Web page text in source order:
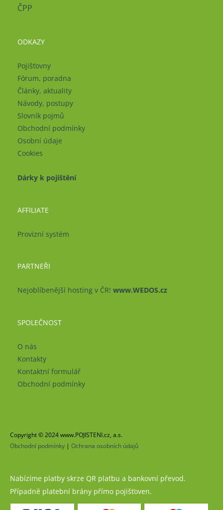
ČPP
ODKAZY
Pojišťovny
Fórum, poradna
Články, aktuality
Návody, postupy
Slovník pojmů
Obchodní podmínky
Osobní údaje
Cookies
Dárky k pojištění
AFFILIATE
Provizní systém
PARTNEŘI
Nejoblíbenější hosting v ČR! www.WEDOS.cz
SPOLEČNOST
O nás
Kontakty
Kontaktní formulář
Obchodní podmínky
Copyright © 2024 www.POJISTENI.cz, a.s.
Obchodní podmínky | Ochrana osobních údajů
Nabízíme platby skrze QR platbu a bankovní převod.
Případně platební brány přímo pojišťoven.